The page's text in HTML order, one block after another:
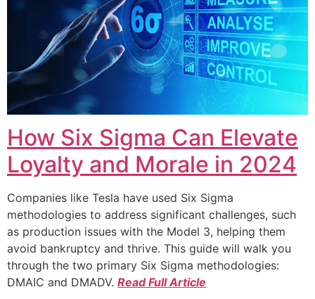
How Six Sigma Can Elevate
Loyalty and Morale in 2024
Companies like Tesla have used Six Sigma
methodologies to address significant challenges, such
as production issues with the Model 3, helping them
avoid bankruptcy and thrive. This guide will walk you
through the two primary Six Sigma methodologies:
DMAIC and DMADV. Read Full Article